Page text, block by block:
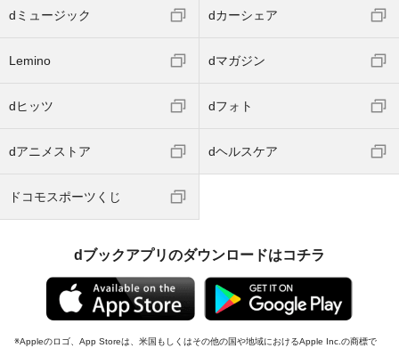
dミュージック dカーシェア
Lemino dマガジン
dヒッツ dフォト
dアニメストア dヘルスケア
ドコモスポーツくじ
dブックアプリのダウンロードはコチラ
Appleのロゴ、App Storeは、米国もしくはその他の国や地域におけるApple Inc.の商標で